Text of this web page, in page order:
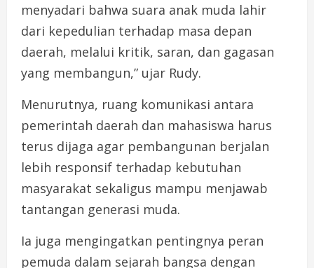
menyadari bahwa suara anak muda lahir
dari kepedulian terhadap masa depan
daerah, melalui kritik, saran, dan gagasan
yang membangun,” ujar Rudy.
Menurutnya, ruang komunikasi antara
pemerintah daerah dan mahasiswa harus
terus dijaga agar pembangunan berjalan
lebih responsif terhadap kebutuhan
masyarakat sekaligus mampu menjawab
tantangan generasi muda.
Ia juga mengingatkan pentingnya peran
pemuda dalam sejarah bangsa dengan